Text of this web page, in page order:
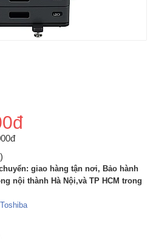
giao hàng tận nơi, Bảo hành
nội thành Hà Nội,và TP HCM trong